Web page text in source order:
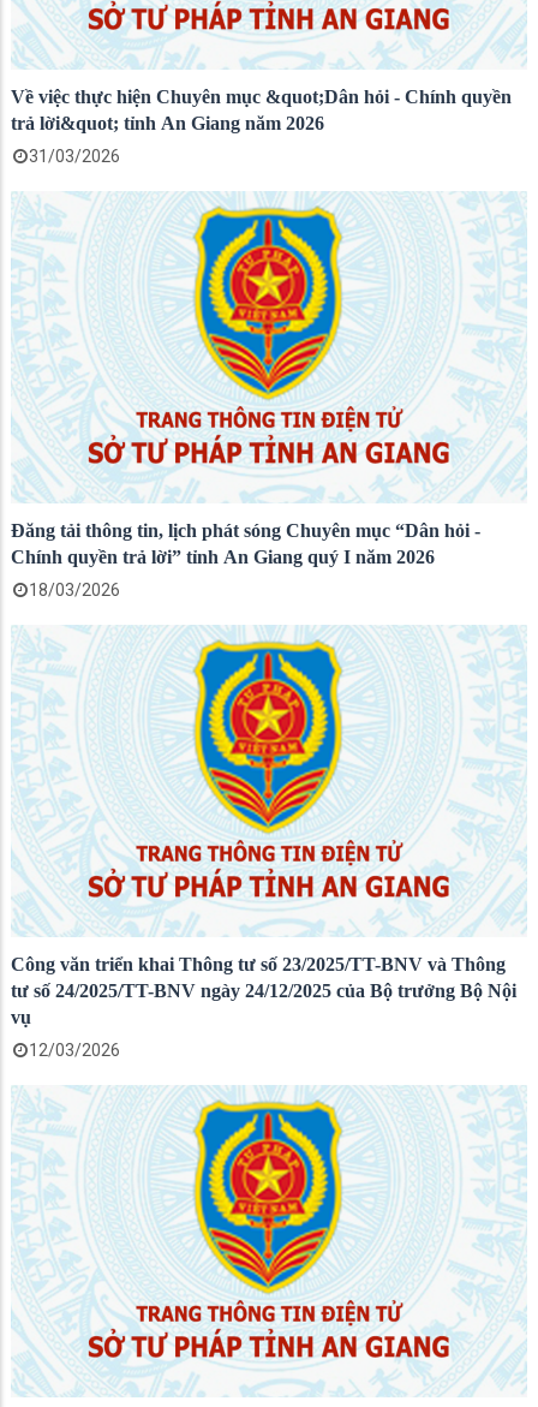
Về việc thực hiện Chuyên mục &quot;Dân hỏi - Chính quyền
trả lời&quot; tỉnh An Giang năm 2026
31/03/2026
Đăng tải thông tin, lịch phát sóng Chuyên mục “Dân hỏi -
Chính quyền trả lời” tỉnh An Giang quý I năm 2026
18/03/2026
Công văn triển khai Thông tư số 23/2025/TT-BNV và Thông
tư số 24/2025/TT-BNV ngày 24/12/2025 của Bộ trưởng Bộ Nội
vụ
12/03/2026